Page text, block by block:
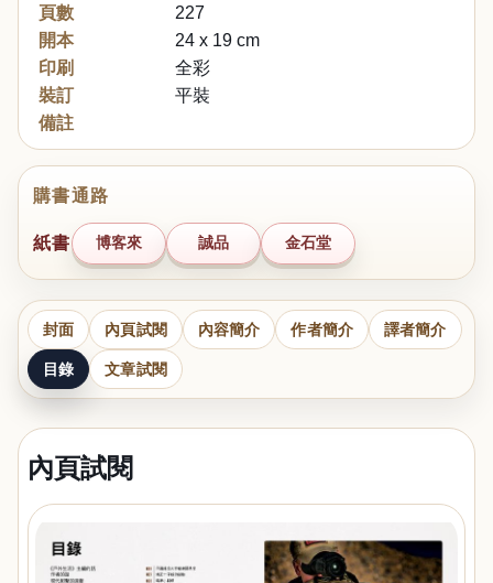
頁數
227
開本
24 x 19 cm
印刷
全彩
裝訂
平裝
備註
購書通路
紙書 博客來 誠品 金石堂
封面 內頁試閱 內容簡介 作者簡介 譯者簡介
目錄 文章試閱
內頁試閱